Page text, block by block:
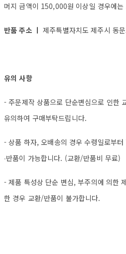
머지 금액이 150,000원 이상일 경우에
반품 주소 ㅣ제주특별자치도 제주시 동
유의 사항
- 주문제작 상품으로 단순변심으로 인한
유의하여 구매부탁드립니다.
- 상품 하자, 오배송의 경우 수령일로부
∙반품이 가능합니다. (교환/반품비 무료)
- 제품 특성상 단순 변심, 부주의에 의한
한 경우 교환/반품이 불가합니다.